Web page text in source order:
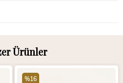
Ürünler
%16